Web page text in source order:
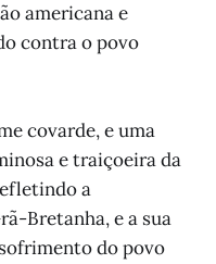
americana e
contra o povo
covarde, e uma
e traiçoeira da
a
Bretanha, e a sua
do povo